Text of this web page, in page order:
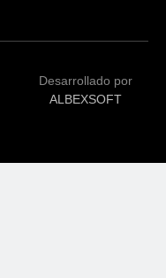
Desarrollado por
ALBEXSOFT